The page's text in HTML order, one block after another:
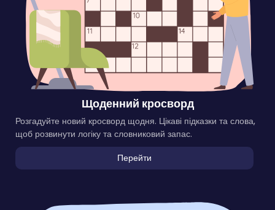
Щоденний кросворд
Розгадуйте новий кросворд щодня. Цікаві підказки та слова,
щоб розвинути логіку та словниковий запас.
Перейти